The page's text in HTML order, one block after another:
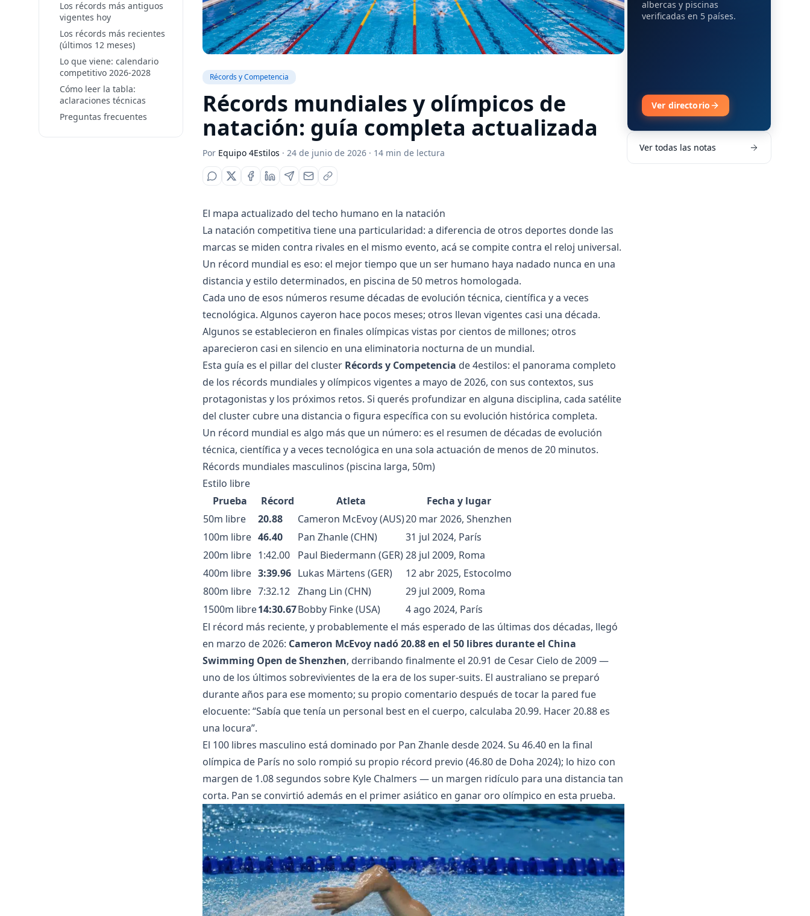
Los récords más antiguos
vigentes hoy
Los récords más recientes
(últimos 12 meses)
Lo que viene: calendario
competitivo 2026-2028
Cómo leer la tabla:
aclaraciones técnicas
Preguntas frecuentes
Récords y Competencia
Récords mundiales y olímpicos de
natación: guía completa actualizada
Por Equipo 4Estilos · 24 de junio de 2026 · 14 min de lectura
El mapa actualizado del techo humano en la natación
La natación competitiva tiene una particularidad: a diferencia de otros deportes donde las
marcas se miden contra rivales en el mismo evento, acá se compite contra el reloj universal.
Un récord mundial es eso: el mejor tiempo que un ser humano haya nadado nunca en una
distancia y estilo determinados, en piscina de 50 metros homologada.
Cada uno de esos números resume décadas de evolución técnica, científica y a veces
tecnológica. Algunos cayeron hace pocos meses; otros llevan vigentes casi una década.
Algunos se establecieron en finales olímpicas vistas por cientos de millones; otros
aparecieron casi en silencio en una eliminatoria nocturna de un mundial.
Esta guía es el pillar del cluster Récords y Competencia de 4estilos: el panorama completo
de los récords mundiales y olímpicos vigentes a mayo de 2026, con sus contextos, sus
protagonistas y los próximos retos. Si querés profundizar en alguna disciplina, cada satélite
del cluster cubre una distancia o figura específica con su evolución histórica completa.
Un récord mundial es algo más que un número: es el resumen de décadas de evolución
técnica, científica y a veces tecnológica en una sola actuación de menos de 20 minutos.
Récords mundiales masculinos (piscina larga, 50m)
Estilo libre
Prueba
Récord Atleta
Fecha y lugar
50m libre
20.88 Cameron McEvoy (AUS)20 mar 2026, Shenzhen
100m libre 46.40 Pan Zhanle (CHN)
31 jul 2024, París
200m libre 1:42.00 Paul Biedermann (GER)28 jul 2009, Roma
400m libre 3:39.96 Lukas Märtens (GER)
12 abr 2025, Estocolmo
800m libre 7:32.12 Zhang Lin (CHN)
29 jul 2009, Roma
1500m libre14:30.67Bobby Finke (USA)
4 ago 2024, París
El récord más reciente, y probablemente el más esperado de las últimas dos décadas, llegó
en marzo de 2026: Cameron McEvoy nadó 20.88 en el 50 libres durante el China
Swimming Open de Shenzhen, derribando finalmente el 20.91 de Cesar Cielo de 2009 —
uno de los últimos sobrevivientes de la era de los super-suits. El australiano se preparó
durante años para ese momento; su propio comentario después de tocar la pared fue
elocuente: “Sabía que tenía un personal best en el cuerpo, calculaba 20.99. Hacer 20.88 es
una locura”.
El 100 libres masculino está dominado por Pan Zhanle desde 2024. Su 46.40 en la final
olímpica de París no solo rompió su propio récord previo (46.80 de Doha 2024); lo hizo con
margen de 1.08 segundos sobre Kyle Chalmers — un margen ridículo para una distancia tan
corta. Pan se convirtió además en el primer asiático en ganar oro olímpico en esta prueba.
albercas y piscinas
verificadas en 5 países.
Ver directorio
Ver todas las notas